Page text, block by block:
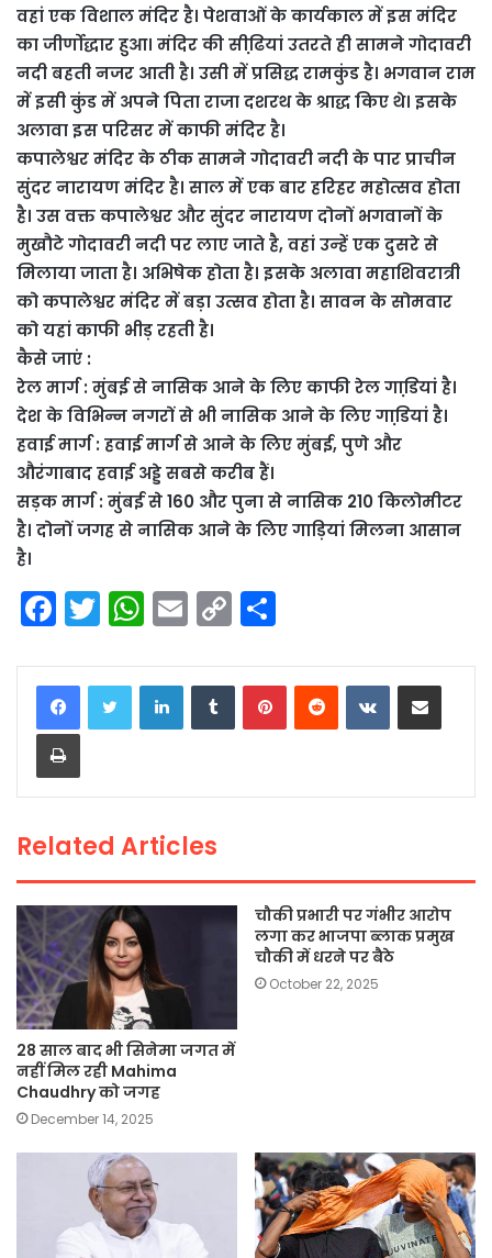
वहां एक विशाल मंदिर है। पेशवाओं के कार्यकाल में इस मंदिर
का जीर्णोद्धार हुआ। मंदिर की सीढि़यां उतरते ही सामने गोदावरी
नदी बहती नजर आती है। उसी में प्रसिद्ध रामकुंड है। भगवान राम
में इसी कुंड में अपने पिता राजा दशरथ के श्राद्ध किए थे। इसके
अलावा इस परिसर में काफी मंदिर है।
कपालेश्वर मंदिर के ठीक सामने गोदावरी नदी के पार प्राचीन
सुंदर नारायण मंदिर है। साल में एक बार हरिहर महोत्सव होता
है। उस वक्त कपालेश्वर और सुंदर नारायण दोनों भगवानों के
मुखौटे गोदावरी नदी पर लाए जाते है, वहां उन्हें एक दुसरे से
मिलाया जाता है। अभिषेक होता है। इसके अलावा महाशिवरात्री
को कपालेश्वर मंदिर में बड़ा उत्सव होता है। सावन के सोमवार
को यहां काफी भीड़ रहती है।
कैसे जाएं :
रेल मार्ग : मुंबई से नासिक आने के लिए काफी रेल गाडि़यां है।
देश के विभिन्न नगरों से भी नासिक आने के लिए गाडि़यां है।
हवाई मार्ग : हवाई मार्ग से आने के लिए मुंबई, पुणे और
औरंगाबाद हवाई अड्डे सबसे करीब हैं।
सड़क मार्ग : मुंबई से 160 और पुना से नासिक 210 किलोमीटर
है। दोनों जगह से नासिक आने के लिए गाड़ियां मिलना आसान
है।
F
a
c
e
b
o
k
T
w
itt
er
W
h
a
ts
p
E
m
ai
C
o
p
n
ar
LinkedInTumblrPinterestReddit VKontakteShare via Email
Print
Related Articles
28 साल बाद भी सिनेमा जगत में
नहीं मिल रही Mahima
Chaudhry को जगह
December 14, 2025
चौकी प्रभारी पर गंभीर आरोप
लगा कर भाजपा ब्लाक प्रमुख
चौकी में धरने पर बैठे
October 22, 2025